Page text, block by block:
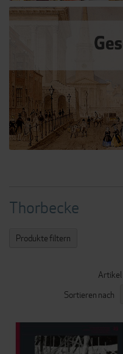
Thorbecke
Artikel
Sortieren nach
Produkte filtern